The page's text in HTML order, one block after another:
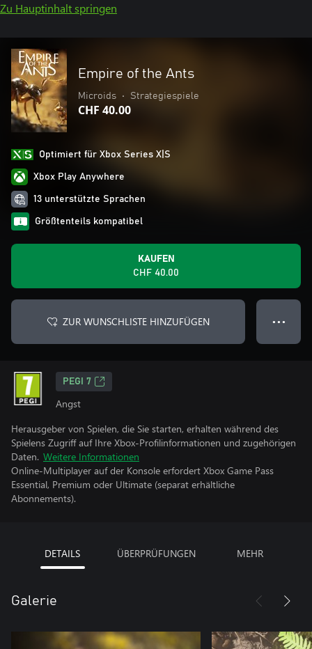
Zu Hauptinhalt springen
Empire of the Ants
Microids • Strategiespiele
CHF 40.00
Optimiert für Xbox Series X|S
Xbox Play Anywhere
13 unterstützte Sprachen
Größtenteils kompatibel
KAUFEN
CHF 40.00
ZUR WUNSCHLISTE HINZUFÜGEN ● ● ●
PEGI 7
Angst
Herausgeber von Spielen, die Sie starten, erhalten während des
Spielens Zugriff auf Ihre Xbox-Profilinformationen und zugehörigen
Daten. Weitere Informationen
Online-Multiplayer auf der Konsole erfordert Xbox Game Pass
Essential, Premium oder Ultimate (separat erhältliche
Abonnements).
DETAILS ÜBERPRÜFUNGEN MEHR
Galerie